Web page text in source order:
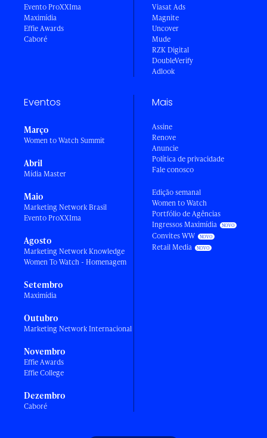
Evento ProXXIma
Maximídia
Effie Awards
Caboré
Viasat Ads
Magnite
Uncover
Mude
RZK Digital
DoubleVerify
Adlook
Eventos
Março
Women to Watch Summit
Abril
Mídia Master
Maio
Marketing Network Brasil
Evento ProXXIma
Agosto
Marketing Network Knowledge
Women To Watch - Homenagem
Setembro
Maximídia
Outubro
Marketing Network Internacional
Novembro
Effie Awards
Effie College
Dezembro
Caboré
Mais
Assine
Renove
Anuncie
Política de privacidade
Fale conosco
Edição semanal
Women to Watch
Portfólio de Agências
Ingressos Maximídia
Convites WW
Retail Media